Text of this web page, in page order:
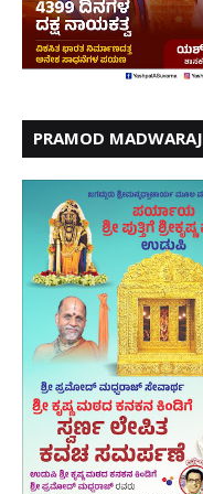
PRAMOD MADWARAJ